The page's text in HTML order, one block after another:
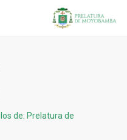
de: Prelatura de